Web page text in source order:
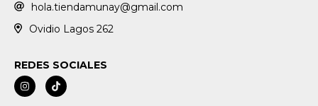
hola.tiendamunay@gmail.com
Ovidio Lagos 262
REDES SOCIALES